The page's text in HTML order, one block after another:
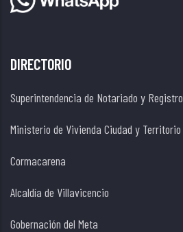
DIRECTORIO
Superintendencia de Notariado y Registro
Ministerio de Vivienda Ciudad y Territorio
Cormacarena
Alcaldía de Villavicencio
Gobernación del Meta